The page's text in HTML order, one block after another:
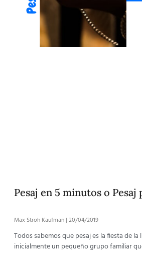
Pesaj en 5 minutos o Pesaj
Max Stroh Kaufman 20/04/2019
Todos sabemos que pesaj es la fiesta de
inicialmente un pequeño grupo familiar